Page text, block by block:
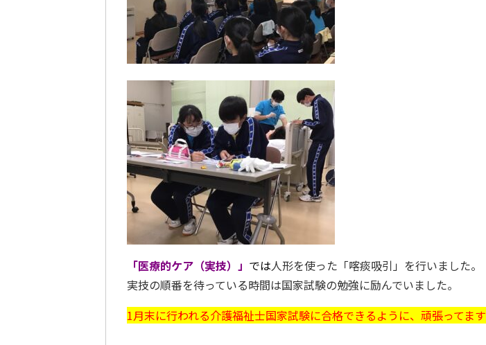
「医療的ケア（実技）」 では人形を使った「喀痰吸引」を行いました。
実技の順番を待っている時間は国家試験の勉強に励んでいました。